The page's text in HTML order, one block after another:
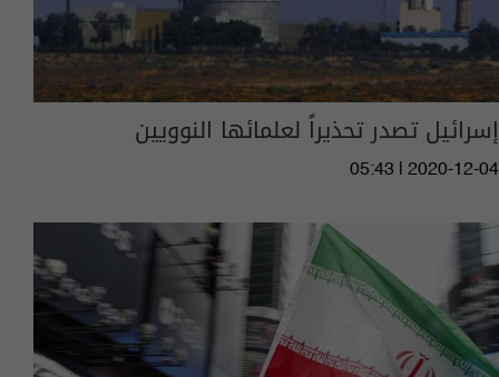
إسرائيل تصدر تحذيراً لعلمائها النوويين
05:43 | 2020-12-04